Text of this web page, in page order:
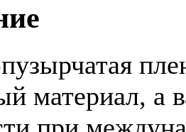
материал, а